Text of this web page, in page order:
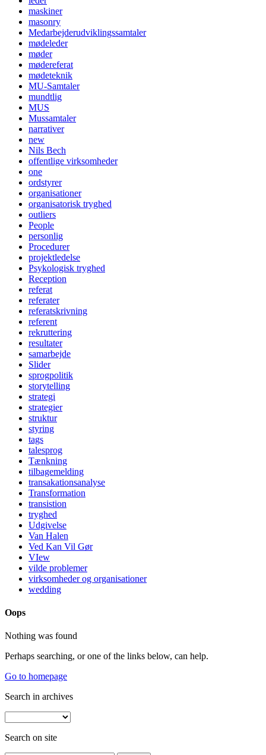
maskiner
masonry
Medarbejderudviklingssamtaler
mødeleder
møder
mødereferat
mødeteknik
MU-Samtaler
mundtlig
MUS
Mussamtaler
narrativer
new
Nils Bech
offentlige virksomheder
one
ordstyrer
organisationer
organisatorisk tryghed
outliers
People
personlig
Procedurer
projektledelse
Psykologisk tryghed
Reception
referat
referater
referatskrivning
referent
rekruttering
resultater
samarbejde
Slider
sprogpolitik
storytelling
strategi
strategier
struktur
styring
tags
talesprog
Tænkning
tilbagemelding
transakationsanalyse
Transformation
transistion
tryghed
Udgivelse
Van Halen
Ved Kan Vil Gør
VIew
vilde problemer
virksomheder og organisationer
wedding
Oops
Nothing was found
Perhaps searching, or one of the links below, can help.
Go to homepage
Search in archives
Search on site